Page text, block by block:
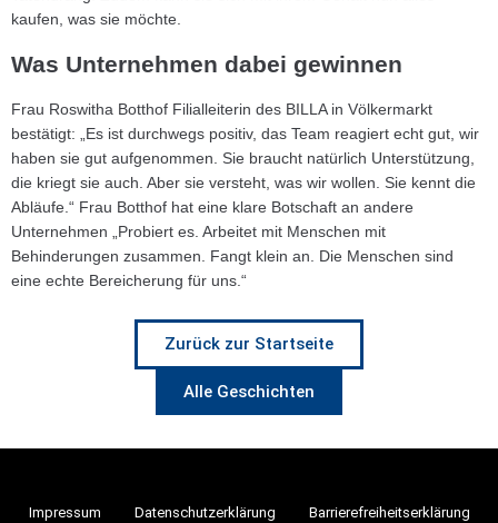
kaufen, was sie möchte.
Was Unternehmen dabei gewinnen
Frau Roswitha Botthof Filialleiterin des BILLA in Völkermarkt
bestätigt: „Es ist durchwegs positiv, das Team reagiert echt gut, wir
haben sie gut aufgenommen. Sie braucht natürlich Unterstützung,
die kriegt sie auch. Aber sie versteht, was wir wollen. Sie kennt die
Abläufe.“ Frau Botthof hat eine klare Botschaft an andere
Unternehmen „Probiert es. Arbeitet mit Menschen mit
Behinderungen zusammen. Fangt klein an. Die Menschen sind
eine echte Bereicherung für uns.“
Zurück zur Startseite
Alle Geschichten
Impressum Datenschutzerklärung Barrierefreiheitserklärung